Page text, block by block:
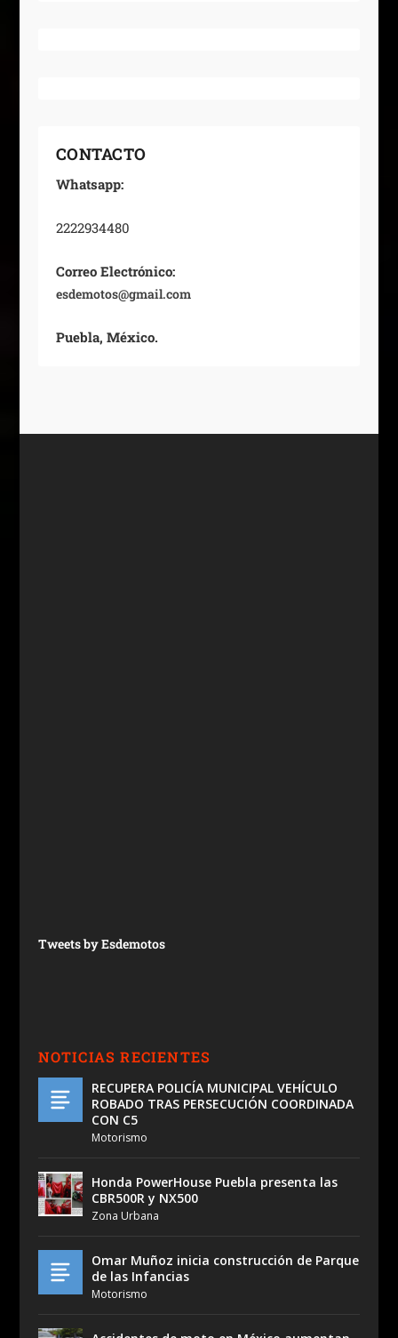
CONTACTO
Whatsapp:
2222934480
Correo Electrónico:
esdemotos@gmail.com
Puebla, México.
Tweets by Esdemotos
NOTICIAS RECIENTES
RECUPERA POLICÍA MUNICIPAL VEHÍCULO
ROBADO TRAS PERSECUCIÓN COORDINADA
CON C5
Motorismo
Honda PowerHouse Puebla presenta las
CBR500R y NX500
Zona Urbana
Omar Muñoz inicia construcción de Parque
de las Infancias
Motorismo